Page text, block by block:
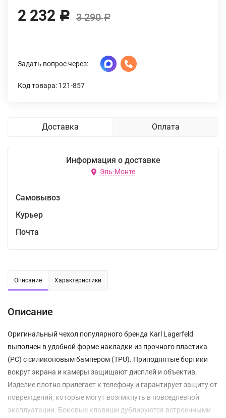
2 232 Р 3 290Р
Задать вопрос через:
Код товара: 121-857
Доставка Оплата
Информация о доставке
Эль-Монте
Самовывоз
Курьер
Почта
Описание Характеристики
Описание
Оригинальный чехол популярного бренда Karl Lagerfeld
выполнен в удобной форме накладки из прочного пластика
(PC) с силиконовым бампером (TPU). Приподнятые бортики
вокруг экрана и камеры защищают дисплей и объектив.
Изделие плотно прилегает к телефону и гарантирует защиту от
повреждений, которые могут возникнуть в повседневной
эксплуатации. Боковые клавиши дублируются встроенными